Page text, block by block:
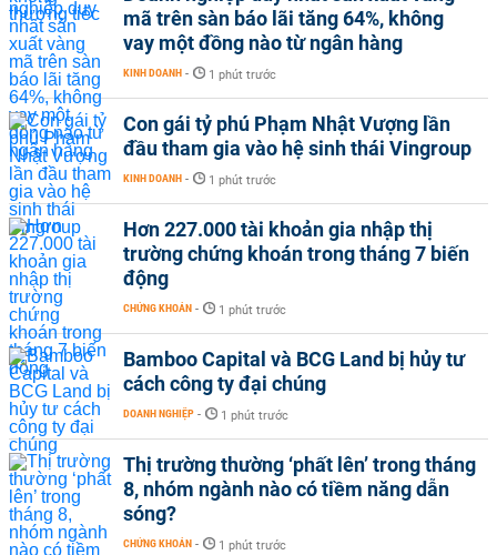
mã trên sàn báo lãi tăng 64%, không
vay một đồng nào từ ngân hàng
KINH DOANH - 1 phút trước
Con gái tỷ phú Phạm Nhật Vượng lần
đầu tham gia vào hệ sinh thái Vingroup
KINH DOANH - 1 phút trước
Hơn 227.000 tài khoản gia nhập thị
trường chứng khoán trong tháng 7 biến
động
CHỨNG KHOÁN - 1 phút trước
Bamboo Capital và BCG Land bị hủy tư
cách công ty đại chúng
DOANH NGHIỆP - 1 phút trước
Thị trường thường ‘phất lên’ trong tháng
8, nhóm ngành nào có tiềm năng dẫn
sóng?
CHỨNG KHOÁN - 1 phút trước